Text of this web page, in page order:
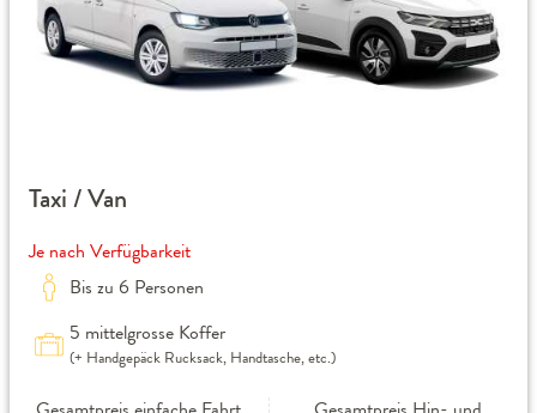
Taxi / Van
Je nach Verfügbarkeit
Bis zu 6 Personen
5 mittelgrosse Koffer
(+ Handgepäck Rucksack, Handtasche, etc.)